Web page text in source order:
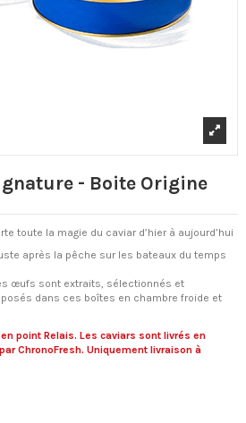
- Boite Origine
toute la magie du caviar d’hier à aujourd’hui
après la pêche sur les bateaux du temps
œufs sont extraits, sélectionnés et
dans ces boîtes en chambre froide et
point Relais. Les caviars sont livrés en
ChronoFresh. Uniquement livraison à